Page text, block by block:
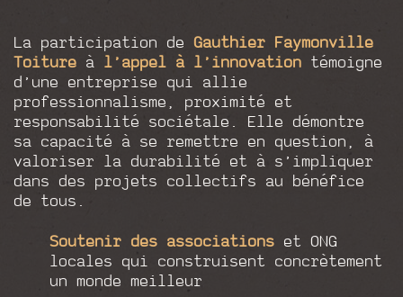
La participation de Gauthier Faymonville
Toiture à l’appel à l’innovation témoigne
d’une entreprise qui allie
professionnalisme, proximité et
responsabilité sociétale. Elle démontre
sa capacité à se remettre en question, à
valoriser la durabilité et à s’impliquer
dans des projets collectifs au bénéfice
de tous.
Soutenir des associations et ONG
locales qui construisent concrètement
un monde meilleur